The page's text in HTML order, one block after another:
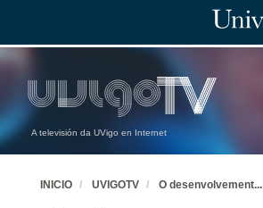
A televisión da UVigo en Internet
INICIO UVIGOTV O desenvolvement...